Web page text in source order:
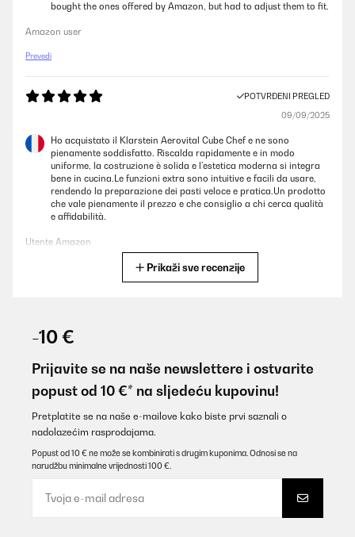
bought the ones offered by Amazon, but had to adjust them to fit.
Amazon user
Prevedi
POTVRĐENI PREGLED
09/09/2025
Ho acquistato il Klarstein Aerovital Cube Chef e ne sono
pienamente soddisfatto. Riscalda rapidamente e in modo
uniforme, la costruzione è solida e l’estetica moderna si integra
bene in cucina.Le funzioni extra sono intuitive e facili da usare,
rendendo la preparazione dei pasti veloce e pratica.Un prodotto
che vale pienamente il prezzo e che consiglio a chi cerca qualità
e affidabilità.
Utente Amazon
Amazon-Benutzer
POTVRĐENI PREGLED
Llevo tiempo usando la Klarstein Fruit Jerky Plus y estoy muy
satisfecha. Funciona de maravilla, es muy silenciosa y los
resultados son excelentes. Las rejillas extraíbles y la bandeja
Prikaži sve recenzije
-10 €
Prijavite se na naše newslettere i ostvarite
popust od 10 €* na sljedeću kupovinu!
Pretplatite se na naše e-mailove kako biste prvi saznali o
nadolazećim rasprodajama.
Popust od 10 € ne može se kombinirati s drugim kuponima. Odnosi se na
narudžbu minimalne vrijednosti 100 €.